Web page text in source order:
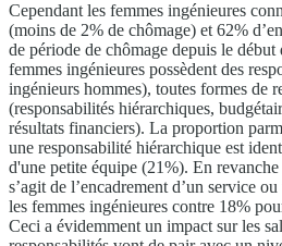
Cependant les femmes ingénieures
(moins de 2% de chômage) et 62%
de période de chômage depuis le
femmes ingénieures possèdent des
ingénieurs hommes), toutes formes de
(responsabilités hiérarchiques,
résultats financiers). La proportion
une responsabilité hiérarchique est
d'une petite équipe (21%). En revanche
s’agit de l’encadrement d’un service
les femmes ingénieures contre 18%
Ceci a évidemment un impact sur les